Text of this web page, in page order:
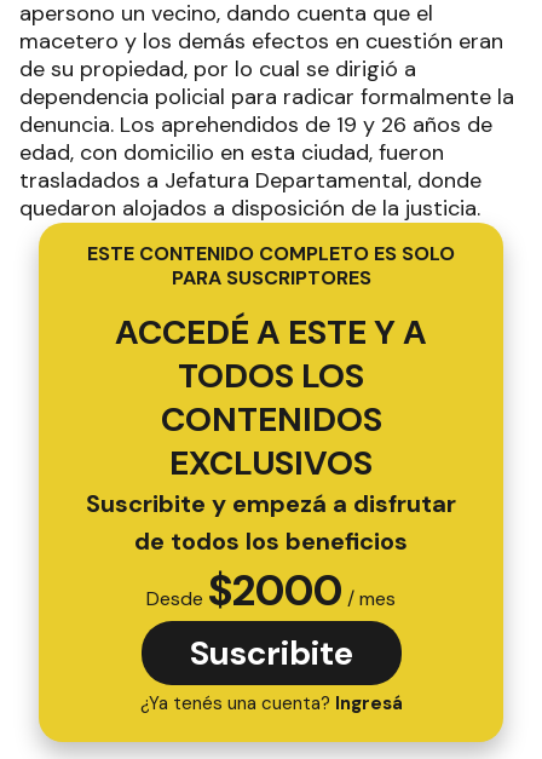
apersono un vecino, dando cuenta que el
macetero y los demás efectos en cuestión eran
de su propiedad, por lo cual se dirigió a
dependencia policial para radicar formalmente la
denuncia. Los aprehendidos de 19 y 26 años de
edad, con domicilio en esta ciudad, fueron
trasladados a Jefatura Departamental, donde
quedaron alojados a disposición de la justicia.
ESTE CONTENIDO COMPLETO ES SOLO
PARA SUSCRIPTORES
ACCEDÉ A ESTE Y A
TODOS LOS
CONTENIDOS
EXCLUSIVOS
Suscribite y empezá a disfrutar
de todos los beneficios
Desde $2000 / mes
Suscribite
¿Ya tenés una cuenta? Ingresá